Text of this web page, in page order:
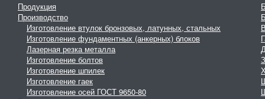
Продукция
Производство
Изготовление втулок бронзовых, латунных, стальных
Изготовление фундаментных (анкерных) блоков
Лазерная резка металла
Изготовление болтов
Изготовление шпилек
Изготовление гаек
Изготовление осей ГОСТ 9650-80